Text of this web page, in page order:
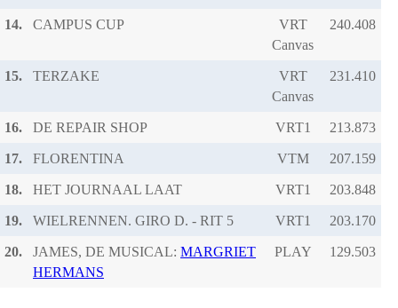
14. CAMPUS CUP
VRT
Canvas
15. TERZAKE
VRT
Canvas
16. DE REPAIR SHOP VRT1
17. FLORENTINA VTM
18. HET JOURNAAL LAAT VRT1
19. WIELRENNEN. GIRO D. - RIT 5 VRT1
20. JAMES, DE MUSICAL: MARGRIET
HERMANS
PLAY